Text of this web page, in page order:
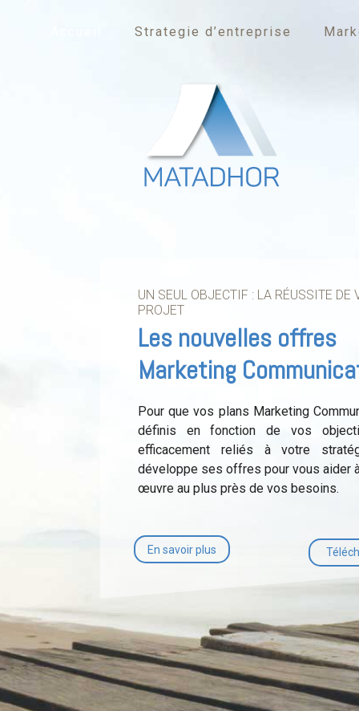
Strategie d’entreprise
UN SEUL OBJECTIF : LA RÉUSSITE DE
PROJET
Les nouvelles offres
Marketing
Pour que vos plans Marketing
définis en fonction de vos
efficacement reliés à votre
développe ses offres pour vous aider
œuvre au plus près de vos besoins.
En savoir plus